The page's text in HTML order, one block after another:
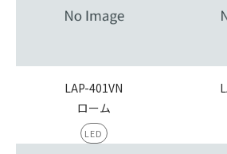
LAP-401VN
ローム
LED